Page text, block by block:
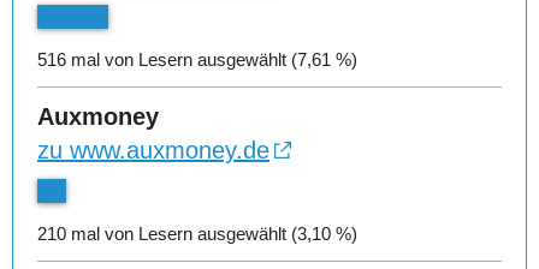
516 mal von Lesern ausgewählt (7,61 %)
Auxmoney
zu www.auxmoney.de
210 mal von Lesern ausgewählt (3,10 %)